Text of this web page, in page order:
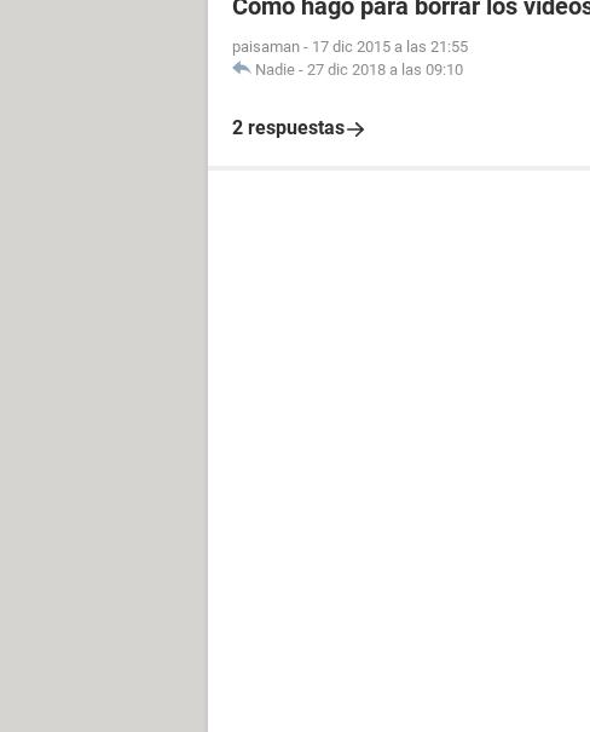
Cómo hago para borrar los
paisaman - 17 dic 2015 a las 21:55
Nadie - 27 dic 2018 a las 09:10
2 respuestas